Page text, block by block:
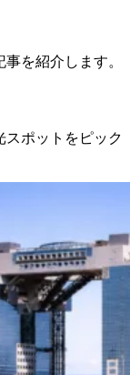
を紹介します。
スポットをピック